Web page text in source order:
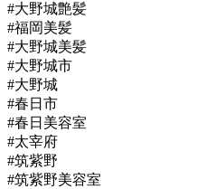
#大野城艶髪
#福岡美髪
#大野城美髪
#大野城市
#大野城
#春日市
#春日美容室
#太宰府
#筑紫野
#筑紫野美容室